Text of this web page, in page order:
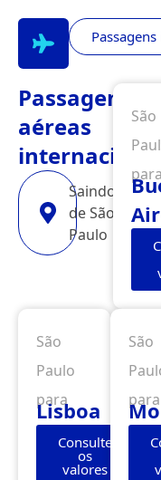
Passagens
aéreas
Saindo
de São
Paulo
São
para
São
Paulo
para
Lisboa
Consulte
os
valores
São
para